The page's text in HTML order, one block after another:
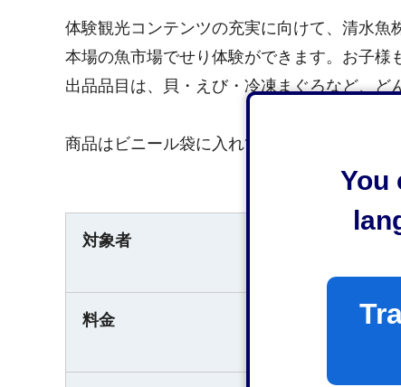
You
体験観光コンテンツの充実に向けて、清水魚
本場の魚市場でせり体験ができます。お子様
出品品目は、貝・えび・冷凍まぐろなど、
商品はビニール袋に入れてお渡しします。必
対象者
どなたでも参加可
料金
せり落とした商